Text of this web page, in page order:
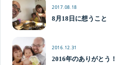
2017.08.18
8月18日に想うこと
2016.12.31
2016年のありがとう！